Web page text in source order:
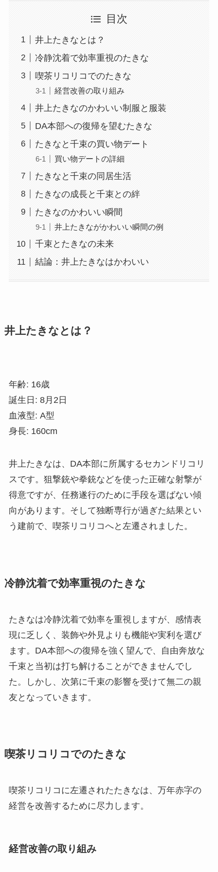
目次
井上たきなとは？
冷静沈着で効率重視のたきな
喫茶リコリコでのたきな
経営改善の取り組み
井上たきなのかわいい制服と服装
DA本部への復帰を望むたきな
たきなと千束の買い物デート
買い物デートの詳細
たきなと千束の同居生活
たきなの成長と千束との絆
たきなのかわいい瞬間
井上たきながかわいい瞬間の例
千束とたきなの未来
結論：井上たきなはかわいい
井上たきなとは？
年齢: 16歳
誕生日: 8月2日
血液型: A型
身長: 160cm
井上たきなは、DA本部に所属するセカンドリコリ
スです。狙撃銃や拳銃などを使った正確な射撃が
得意ですが、任務遂行のために手段を選ばない傾
向があります。そして独断専行が過ぎた結果とい
う建前で、喫茶リコリコへと左遷されました。
冷静沈着で効率重視のたきな
たきなは冷静沈着で効率を重視しますが、感情表
現に乏しく、装飾や外見よりも機能や実利を選び
ます。DA本部への復帰を強く望んで、自由奔放な
千束と当初は打ち解けることができませんでし
た。しかし、次第に千束の影響を受けて無二の親
友となっていきます。
喫茶リコリコでのたきな
喫茶リコリコに左遷されたたきなは、万年赤字の
経営を改善するために尽力します。
経営改善の取り組み